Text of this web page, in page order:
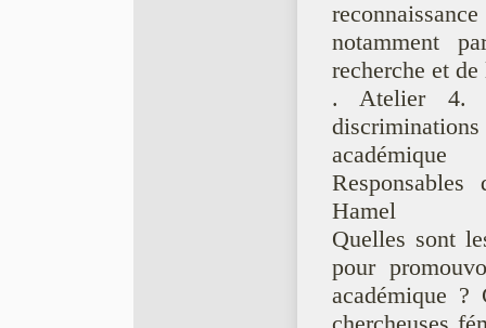
notamment
recherche et
. Atelier 4.
académique
Hamel
Quelles sont
pour
académique ?